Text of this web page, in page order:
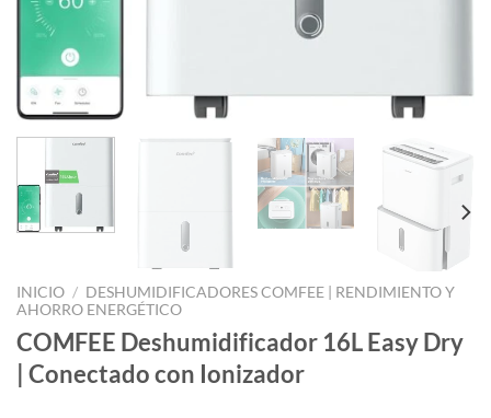
INICIO / DESHUMIDIFICADORES COMFEE | RENDIMIENTO Y
AHORRO ENERGÉTICO
COMFEE Deshumidificador 16L Easy Dry
| Conectado con Ionizador